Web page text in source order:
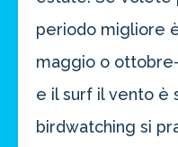
periodo migliore
maggio o
e il surf il vento è
birdwatching si